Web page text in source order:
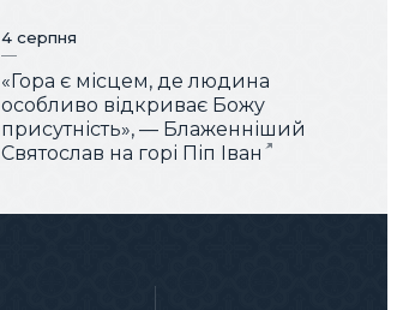
4 серпня
«Гора є місцем, де людина
особливо відкриває Божу
присутність», — Блаженніший
Святослав на горі Піп Іван